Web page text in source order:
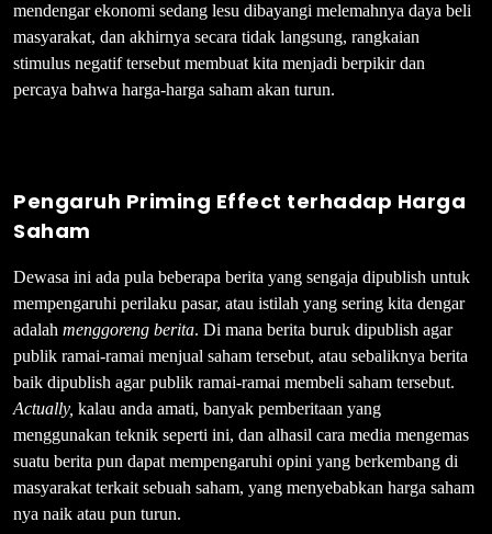
mendengar ekonomi sedang lesu dibayangi melemahnya daya beli
masyarakat, dan akhirnya secara tidak langsung, rangkaian
stimulus negatif tersebut membuat kita menjadi berpikir dan
percaya bahwa harga-harga saham akan turun.
Pengaruh Priming Effect terhadap Harga
Saham
Dewasa ini ada pula beberapa berita yang sengaja dipublish untuk
mempengaruhi perilaku pasar, atau istilah yang sering kita dengar
adalah menggoreng berita. Di mana berita buruk dipublish agar
publik ramai-ramai menjual saham tersebut, atau sebaliknya berita
baik dipublish agar publik ramai-ramai membeli saham tersebut.
Actually, kalau anda amati, banyak pemberitaan yang
menggunakan teknik seperti ini, dan alhasil cara media mengemas
suatu berita pun dapat mempengaruhi opini yang berkembang di
masyarakat terkait sebuah saham, yang menyebabkan harga saham
nya naik atau pun turun.